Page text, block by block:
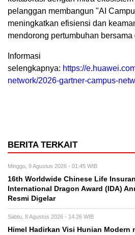
pelanggan membangun "AI
meningkatkan efisiensi dan
mendorong pertumbuhan bersama
Informasi
selengkapnya: https://
network/2026-gartner-campus-
BERITA TERKAIT
Minggu, 9 Agustus 2026 - 01:45 WIB
16th Worldwide Chinese Life
International Dragon Award (IDA)
Resmi Digelar
Sabtu, 8 Agustus 2026 - 14:26 WIB
Himel Hadirkan Visi Hunian Modern